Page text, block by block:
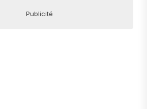
Publicité